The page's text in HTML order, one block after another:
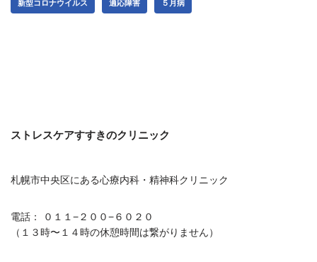
新型コロナウイルス 適応障害 ５月病
ストレスケアすすきのクリニック
札幌市中央区にある心療内科・精神科クリニック
電話： ０１１−２００−６０２０
（１３時〜１４時の休憩時間は繋がりません）